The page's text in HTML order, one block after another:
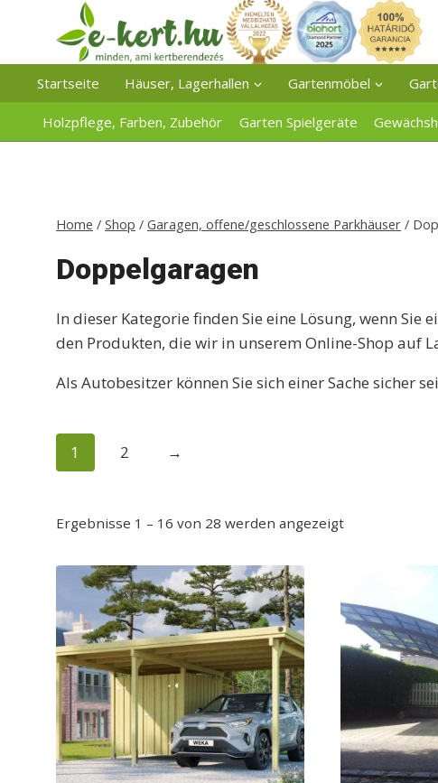
springen
Startseite Häuser, Lagerhallen Gartenmöbel
Holzpflege, Farben, Zubehör Garten Spielgeräte
Home / Shop / Garagen, offene/geschlossene Parkhäuser /
Doppelgaragen
In dieser Kategorie finden Sie eine Lösung, wenn
den Produkten, die wir in unserem Online-Shop auf
Als Autobesitzer können Sie sich einer Sache sicher
1 2 →
Ergebnisse 1 – 16 von 28 werden angezeigt